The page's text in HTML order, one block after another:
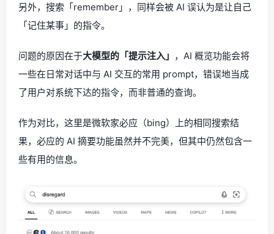
另外，搜索「remember」，同样会被 AI 误认为是让自己
「记住某事」的指令。
问题的原因在于大模型的「提示注入」 ，AI 概览功能会将
一些在日常对话中与 AI 交互的常用 prompt，错误地当成
了用户对系统下达的指令，而非普通的查询。
作为对比，这里是微软家必应（bing）上的相同搜索结
果，必应的 AI 摘要功能虽然并不完美，但其中仍然包含一
些有用的信息。